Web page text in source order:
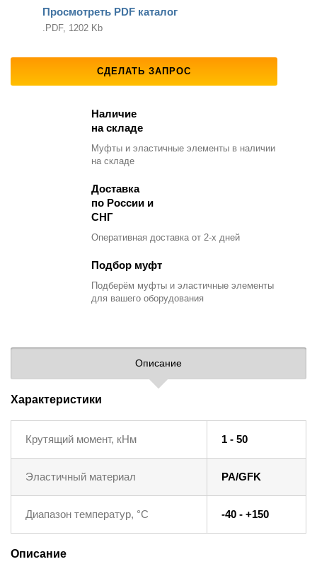
Просмотреть PDF каталог
.PDF, 1202 Kb
СДЕЛАТЬ ЗАПРОС
Наличие
на складе
Муфты и эластичные элементы в наличии
на складе
Доставка
по России и
СНГ
Оперативная доставка от 2-х дней
Подбор муфт
Подберём муфты и эластичные элементы
для вашего оборудования
Описание
Характеристики
Крутящий момент, кНм 1 - 50
Эластичный материал PA/GFK
Диапазон температур, °C -40 - +150
Описание